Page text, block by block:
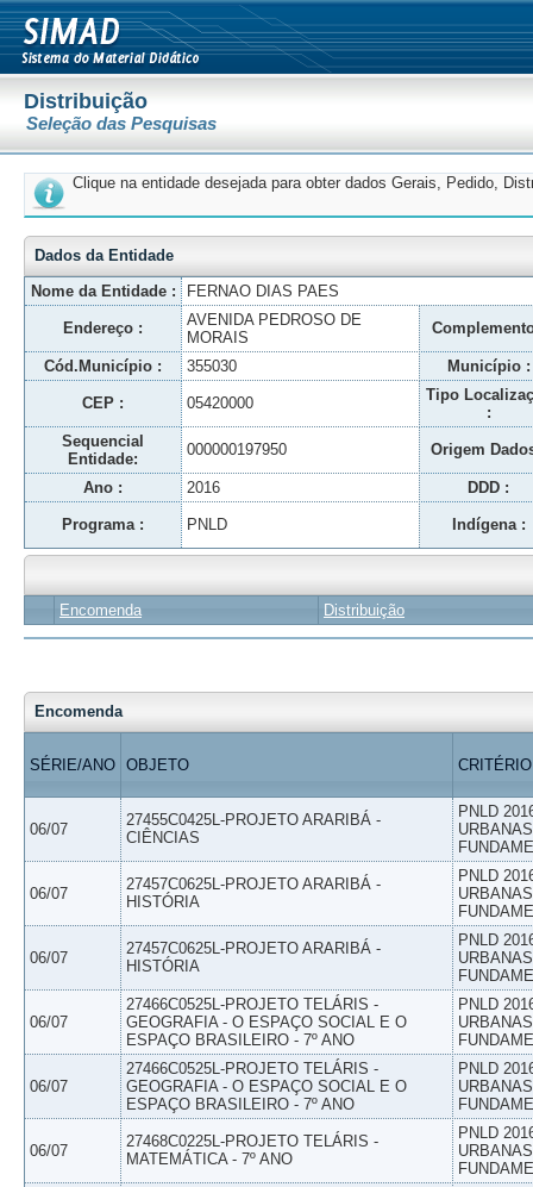
Distribuição
Seleção das Pesquisas
Clique na entidade desejada para obter dados Gerais, Pedido,
Dados da Entidade
Nome da Entidade :
FERNAO DIAS PAES
Endereço :
AVENIDA PEDROSO DE
MORAIS
Cód.Município : 355030 Município :
CEP : 05420000
Tipo
:
Sequencial
Entidade:
000000197950 Origem
Ano : 2016 DDD :
Programa : PNLD Indígena :
Encomenda Distribuição
Encomenda
SÉRIE/ANO OBJETO CRITÉRIO
06/07
27455C0425L-PROJETO ARARIBÁ -
CIÊNCIAS
PNLD
06/07
27457C0625L-PROJETO ARARIBÁ -
HISTÓRIA
PNLD
06/07
27457C0625L-PROJETO ARARIBÁ -
HISTÓRIA
PNLD
06/07
27466C0525L-PROJETO TELÁRIS -
GEOGRAFIA - O ESPAÇO SOCIAL E O
ESPAÇO BRASILEIRO - 7º ANO
PNLD
06/07
27466C0525L-PROJETO TELÁRIS -
GEOGRAFIA - O ESPAÇO SOCIAL E O
ESPAÇO BRASILEIRO - 7º ANO
PNLD
06/07
27468C0225L-PROJETO TELÁRIS -
MATEMÁTICA - 7º ANO
PNLD